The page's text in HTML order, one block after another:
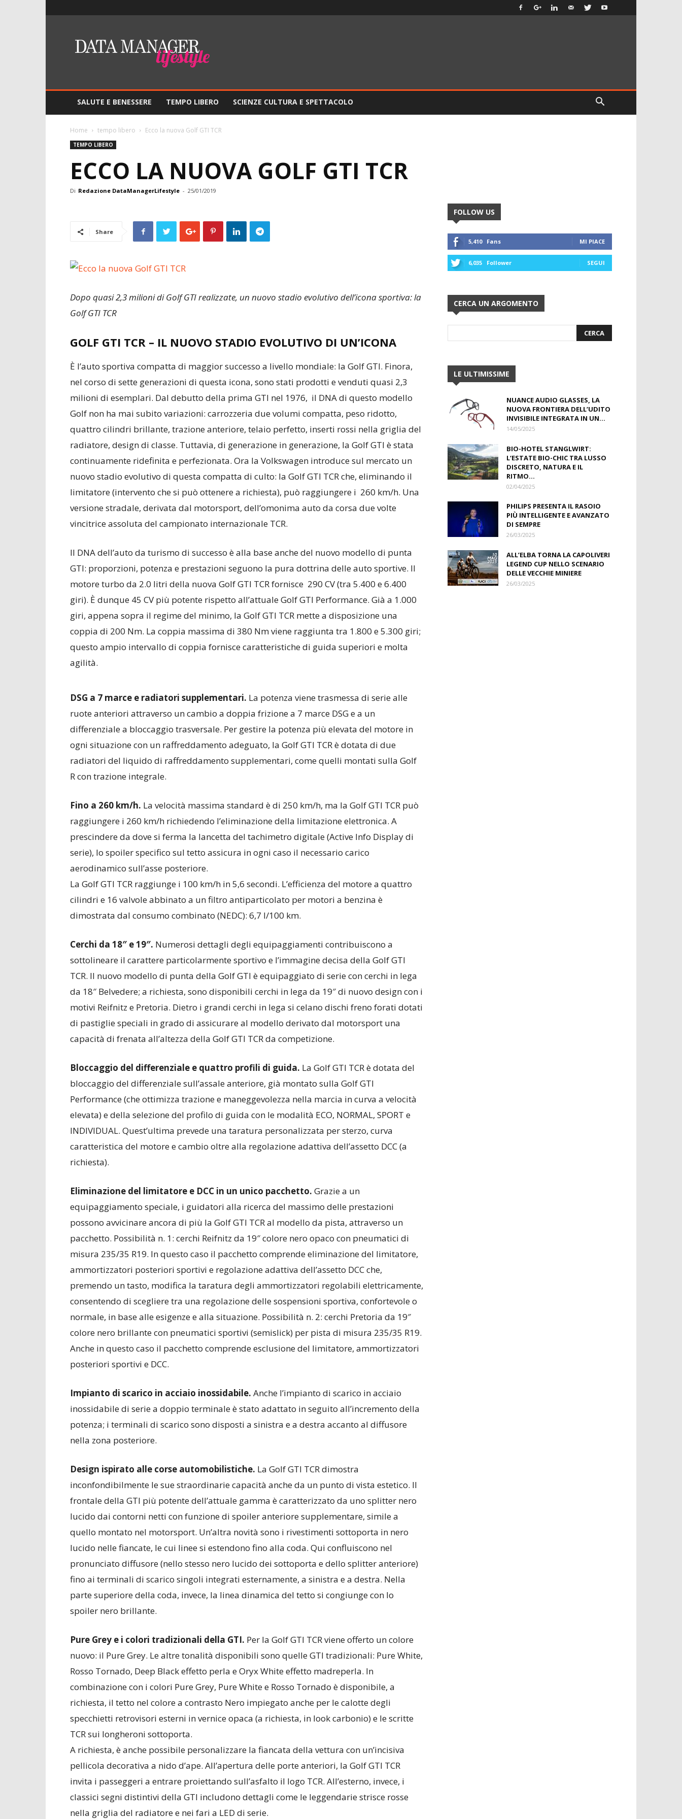
DMO
Online
SALUTE E BENESSERE
TEMPO LIBERO SCIENZE CULTURA E SPETTACOLO
Home tempo libero Ecco la nuova Golf GTI TCR
TEMPO LIBERO
ECCO LA NUOVA GOLF GTI TCR
Di Redazione DataManagerLifestyle - 25/01/2019
Share
Dopo quasi 2,3 milioni di Golf GTI realizzate, un nuovo stadio evolutivo dell’icona sportiva: la
Golf GTI TCR
GOLF GTI TCR – IL NUOVO STADIO EVOLUTIVO DI UN’ICONA
È l’auto sportiva compatta di maggior successo a livello mondiale: la Golf GTI. Finora,
nel corso di sette generazioni di questa icona, sono stati prodotti e venduti quasi 2,3
milioni di esemplari. Dal debutto della prima GTI nel 1976, il DNA di questo modello
Golf non ha mai subito variazioni: carrozzeria due volumi compatta, peso ridotto,
quattro cilindri brillante, trazione anteriore, telaio perfetto, inserti rossi nella griglia del
radiatore, design di classe. Tuttavia, di generazione in generazione, la Golf GTI è stata
continuamente ridefinita e perfezionata. Ora la Volkswagen introduce sul mercato un
nuovo stadio evolutivo di questa compatta di culto: la Golf GTI TCR che, eliminando il
limitatore (intervento che si può ottenere a richiesta), può raggiungere i 260 km/h. Una
versione stradale, derivata dal motorsport, dell’omonima auto da corsa due volte
vincitrice assoluta del campionato internazionale TCR.
Il DNA dell’auto da turismo di successo è alla base anche del nuovo modello di punta
GTI: proporzioni, potenza e prestazioni seguono la pura dottrina delle auto sportive. Il
motore turbo da 2.0 litri della nuova Golf GTI TCR fornisce 290 CV (tra 5.400 e 6.400
giri). È dunque 45 CV più potente rispetto all’attuale Golf GTI Performance. Già a 1.000
giri, appena sopra il regime del minimo, la Golf GTI TCR mette a disposizione una
coppia di 200 Nm. La coppia massima di 380 Nm viene raggiunta tra 1.800 e 5.300 giri;
questo ampio intervallo di coppia fornisce caratteristiche di guida superiori e molta
agilità.
DSG a 7 marce e radiatori supplementari. La potenza viene trasmessa di serie alle
ruote anteriori attraverso un cambio a doppia frizione a 7 marce DSG e a un
differenziale a bloccaggio trasversale. Per gestire la potenza più elevata del motore in
ogni situazione con un raffreddamento adeguato, la Golf GTI TCR è dotata di due
radiatori del liquido di raffreddamento supplementari, come quelli montati sulla Golf
R con trazione integrale.
Fino a 260 km/h. La velocità massima standard è di 250 km/h, ma la Golf GTI TCR può
raggiungere i 260 km/h richiedendo l’eliminazione della limitazione elettronica. A
prescindere da dove si ferma la lancetta del tachimetro digitale (Active Info Display di
serie), lo spoiler specifico sul tetto assicura in ogni caso il necessario carico
aerodinamico sull’asse posteriore.
La Golf GTI TCR raggiunge i 100 km/h in 5,6 secondi. L’efficienza del motore a quattro
cilindri e 16 valvole abbinato a un filtro antiparticolato per motori a benzina è
dimostrata dal consumo combinato (NEDC): 6,7 l/100 km.
Cerchi da 18″ e 19″. Numerosi dettagli degli equipaggiamenti contribuiscono a
sottolineare il carattere particolarmente sportivo e l’immagine decisa della Golf GTI
TCR. Il nuovo modello di punta della Golf GTI è equipaggiato di serie con cerchi in lega
da 18″ Belvedere; a richiesta, sono disponibili cerchi in lega da 19″ di nuovo design con i
motivi Reifnitz e Pretoria. Dietro i grandi cerchi in lega si celano dischi freno forati dotati
di pastiglie speciali in grado di assicurare al modello derivato dal motorsport una
capacità di frenata all’altezza della Golf GTI TCR da competizione.
Bloccaggio del differenziale e quattro profili di guida. La Golf GTI TCR è dotata del
bloccaggio del differenziale sull’assale anteriore, già montato sulla Golf GTI
Performance (che ottimizza trazione e maneggevolezza nella marcia in curva a velocità
elevata) e della selezione del profilo di guida con le modalità ECO, NORMAL, SPORT e
INDIVIDUAL. Quest’ultima prevede una taratura personalizzata per sterzo, curva
caratteristica del motore e cambio oltre alla regolazione adattiva dell’assetto DCC (a
richiesta).
Eliminazione del limitatore e DCC in un unico pacchetto. Grazie a un
equipaggiamento speciale, i guidatori alla ricerca del massimo delle prestazioni
possono avvicinare ancora di più la Golf GTI TCR al modello da pista, attraverso un
pacchetto. Possibilità n. 1: cerchi Reifnitz da 19″ colore nero opaco con pneumatici di
misura 235/35 R19. In questo caso il pacchetto comprende eliminazione del limitatore,
ammortizzatori posteriori sportivi e regolazione adattiva dell’assetto DCC che,
premendo un tasto, modifica la taratura degli ammortizzatori regolabili elettricamente,
consentendo di scegliere tra una regolazione delle sospensioni sportiva, confortevole o
normale, in base alle esigenze e alla situazione. Possibilità n. 2: cerchi Pretoria da 19″
colore nero brillante con pneumatici sportivi (semislick) per pista di misura 235/35 R19.
Anche in questo caso il pacchetto comprende esclusione del limitatore, ammortizzatori
posteriori sportivi e DCC.
Impianto di scarico in acciaio inossidabile. Anche l’impianto di scarico in acciaio
inossidabile di serie a doppio terminale è stato adattato in seguito all’incremento della
potenza; i terminali di scarico sono disposti a sinistra e a destra accanto al diffusore
nella zona posteriore.
Design ispirato alle corse automobilistiche. La Golf GTI TCR dimostra
inconfondibilmente le sue straordinarie capacità anche da un punto di vista estetico. Il
frontale della GTI più potente dell’attuale gamma è caratterizzato da uno splitter nero
lucido dai contorni netti con funzione di spoiler anteriore supplementare, simile a
quello montato nel motorsport. Un’altra novità sono i rivestimenti sottoporta in nero
lucido nelle fiancate, le cui linee si estendono fino alla coda. Qui confluiscono nel
pronunciato diffusore (nello stesso nero lucido dei sottoporta e dello splitter anteriore)
fino ai terminali di scarico singoli integrati esternamente, a sinistra e a destra. Nella
parte superiore della coda, invece, la linea dinamica del tetto si congiunge con lo
spoiler nero brillante.
Pure Grey e i colori tradizionali della GTI. Per la Golf GTI TCR viene offerto un colore
nuovo: il Pure Grey. Le altre tonalità disponibili sono quelle GTI tradizionali: Pure White,
Rosso Tornado, Deep Black effetto perla e Oryx White effetto madreperla. In
combinazione con i colori Pure Grey, Pure White e Rosso Tornado è disponibile, a
richiesta, il tetto nel colore a contrasto Nero impiegato anche per le calotte degli
specchietti retrovisori esterni in vernice opaca (a richiesta, in look carbonio) e le scritte
TCR sui longheroni sottoporta.
A richiesta, è anche possibile personalizzare la fiancata della vettura con un’incisiva
pellicola decorativa a nido d’ape. All’apertura delle porte anteriori, la Golf GTI TCR
invita i passeggeri a entrare proiettando sull’asfalto il logo TCR. All’esterno, invece, i
classici segni distintivi della GTI includono dettagli come le leggendarie strisce rosse
nella griglia del radiatore e nei fari a LED di serie.
FOLLOW US
5,410 Fans MI PIACE
6,035 Follower SEGUI
CERCA UN ARGOMENTO
LE ULTIMISSIME
NUANCE AUDIO GLASSES, LA
NUOVA FRONTIERA DELL’UDITO
INVISIBILE INTEGRATA IN UN...
14/05/2025
BIO-HOTEL STANGLWIRT:
L‘ESTATE BIO-CHIC TRA LUSSO
DISCRETO, NATURA E IL
RITMO...
02/04/2025
PHILIPS PRESENTA IL RASOIO
PIÙ INTELLIGENTE E AVANZATO
DI SEMPRE
26/03/2025
ALL’ELBA TORNA LA CAPOLIVERI
LEGEND CUP NELLO SCENARIO
DELLE VECCHIE MINIERE
26/03/2025